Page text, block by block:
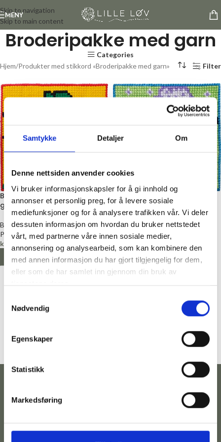
Samtykke Detaljer Om
Denne nettsiden anvender cookies
Vi bruker informasjonskapsler for å gi innhold og
annonser et personlig preg, for å levere sosiale
mediefunksjoner og for å analysere trafikken vår. Vi deler
dessuten informasjon om hvordan du bruker nettstedet
vårt, med partnerne våre innen sosiale medier,
annonsering og analysearbeid, som kan kombinere den
med annen informasjon du har gjort tilgjengelig for dem,
eller som de har samlet inn gjennom din bruk av
tjenestene deres.
Nødvendig
Egenskaper
Statistikk
Markedsføring
Skip to navigation
Skip to main content
MENY
Broderipakke med garn
Categories
Hjem Produkter med stikkord «Broderipakke med garn» Filter
Barnebroderi, Påtegnet med
garn, Dinosaur
Broderipakke
Permin
kr
LEGG I HANDLEKURV
Kits For Kids – Broderipakke
for barn – Sau
Broderipakke
Permin
kr
249,00
LEGG I HANDLEKURV
KontaktFølg
oss
AdresseBetingelser